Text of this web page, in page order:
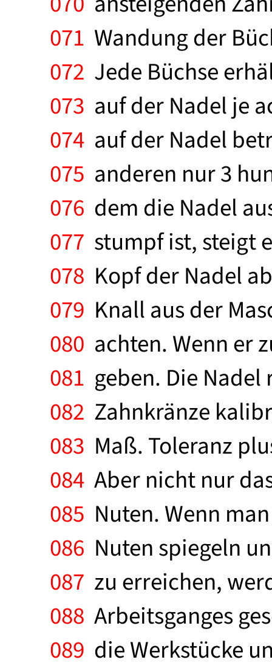
071 Wandung der
072 Jede Büchse
073 auf der Nadel je
074 auf der Nadel
075 anderen nur 3
076 dem die Nadel
077 stumpf ist, steigt
078 Kopf der Nadel
079 Knall aus der
080 achten. Wenn er
081 geben. Die
082 Zahnkränze
083 Maß. Toleranz
084 Aber nicht nur
085 Nuten. Wenn
086 Nuten spiegeln
087 zu erreichen,
088 Arbeitsganges
089 die Werkstücke